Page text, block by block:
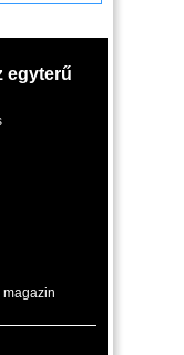
egyterű
magazin